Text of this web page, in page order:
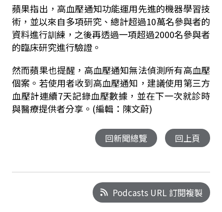
蘋果指出，高血壓通知功能運用先進的機器學習技
術，並以來自多項研究、總計超過10萬名參與者的
資料進行訓練，之後再透過一項超過2000名參與者
的臨床研究進行驗證。
然而蘋果也提醒，高血壓通知無法偵測所有高血壓
個案。若使用者收到高血壓通知，建議使用第三方
血壓計連續7天記錄血壓數據，並在下一次就診時
與醫療提供者分享。(編輯：陳文蔚)
回新聞總覽 回上頁
Podcasts URL 訂閱複製